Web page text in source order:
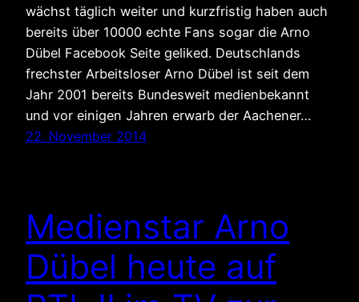
wächst täglich weiter und kurzfristig haben auch
bereits über 10000 echte Fans sogar die Arno
Dübel Facebook Seite geliked. Deutschlands
frechster Arbeitsloser Arno Dübel ist seit dem
Jahr 2001 bereits Bundesweit medienbekannt
und vor einigen Jahren erwarb der Aachener…
22. November 2014
Medienstar Arno
Dübel heute auf